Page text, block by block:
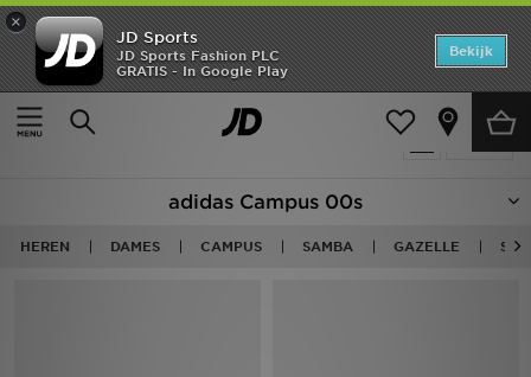
×
JD Sports
JD Sports Fashion PLC
GRATIS - In Google Play
Bekijk
Thuis
Adidas Originals Campus 00s
Producten 25
adidas Campus 00s
HEREN DAMES CAMPUS SAMBA GAZELLE
Home
Offers
Dames